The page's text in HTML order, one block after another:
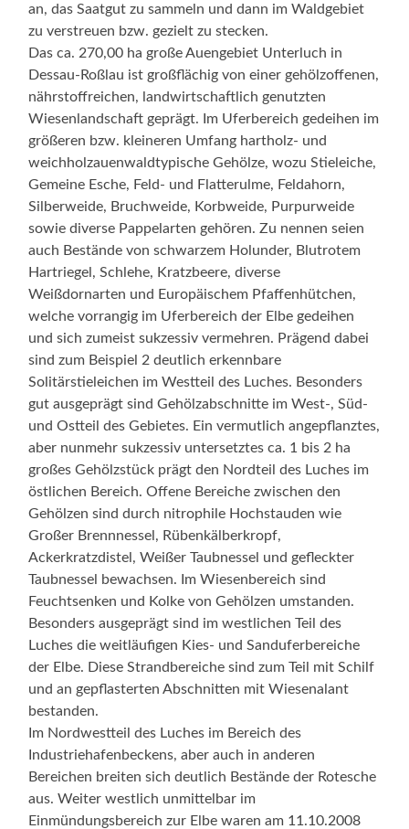
an, das Saatgut zu sammeln und dann im Waldgebiet
zu verstreuen bzw. gezielt zu stecken.
Das ca. 270,00 ha große Auengebiet Unterluch in
Dessau-Roßlau ist großflächig von einer gehölzoffenen,
nährstoffreichen, landwirtschaftlich genutzten
Wiesenlandschaft geprägt. Im Uferbereich gedeihen im
größeren bzw. kleineren Umfang hartholz- und
weichholzauenwaldtypische Gehölze, wozu Stieleiche,
Gemeine Esche, Feld- und Flatterulme, Feldahorn,
Silberweide, Bruchweide, Korbweide, Purpurweide
sowie diverse Pappelarten gehören. Zu nennen seien
auch Bestände von schwarzem Holunder, Blutrotem
Hartriegel, Schlehe, Kratzbeere, diverse
Weißdornarten und Europäischem Pfaffenhütchen,
welche vorrangig im Uferbereich der Elbe gedeihen
und sich zumeist sukzessiv vermehren. Prägend dabei
sind zum Beispiel 2 deutlich erkennbare
Solitärstieleichen im Westteil des Luches. Besonders
gut ausgeprägt sind Gehölzabschnitte im West-, Süd-
und Ostteil des Gebietes. Ein vermutlich angepflanztes,
aber nunmehr sukzessiv untersetztes ca. 1 bis 2 ha
großes Gehölzstück prägt den Nordteil des Luches im
östlichen Bereich. Offene Bereiche zwischen den
Gehölzen sind durch nitrophile Hochstauden wie
Großer Brennnessel, Rübenkälberkropf,
Ackerkratzdistel, Weißer Taubnessel und gefleckter
Taubnessel bewachsen. Im Wiesenbereich sind
Feuchtsenken und Kolke von Gehölzen umstanden.
Besonders ausgeprägt sind im westlichen Teil des
Luches die weitläufigen Kies- und Sanduferbereiche
der Elbe. Diese Strandbereiche sind zum Teil mit Schilf
und an gepflasterten Abschnitten mit Wiesenalant
bestanden.
Im Nordwestteil des Luches im Bereich des
Industriehafenbeckens, aber auch in anderen
Bereichen breiten sich deutlich Bestände der Rotesche
aus. Weiter westlich unmittelbar im
Einmündungsbereich zur Elbe waren am 11.10.2008